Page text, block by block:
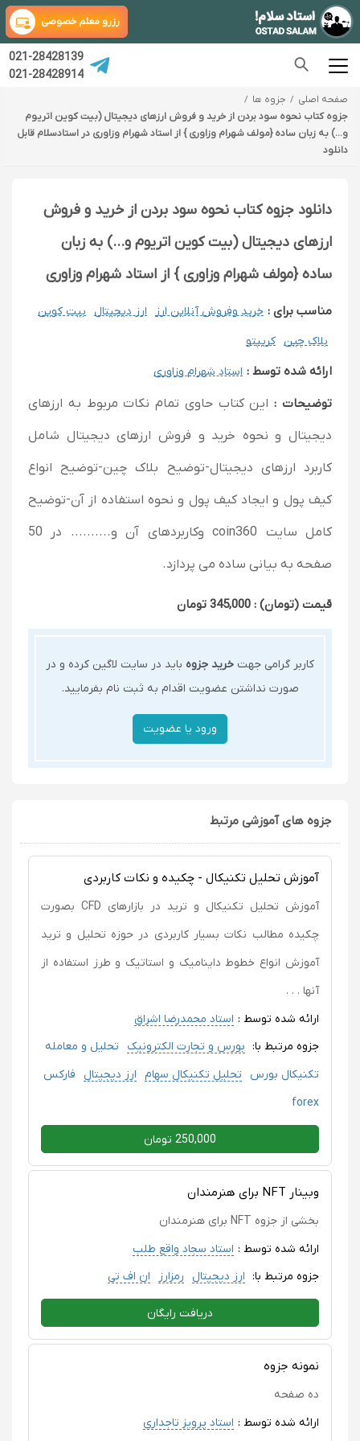
رزرو معلم خصوصی
021-28428139
021-28428914
صفحه اصلی
جزوه ها
جزوه کتاب نحوه سود بردن از خرید و فروش ارزهای دیجیتال (بیت کوین اتریوم
و...) به زبان ساده {مولف شهرام وزاوری } از استاد شهرام وزاوری در استادسلام قابل
دانلود
دانلود جزوه کتاب نحوه سود بردن از خرید و فروش
ارزهای دیجیتال (بیت کوین اتریوم و...) به زبان
ساده {مولف شهرام وزاوری } از استاد شهرام وزاوری
مناسب برای : خرید وفروش آنلاین ارز ارز دیجیتال بیت کوین
بلاک چین کریپتو
ارائه شده توسط : استاد شهرام وزاوری
توضیحات :این کتاب حاوی تمام نکات مربوط به ارزهای
دیجیتال و نحوه خرید و فروش ارزهای دیجیتال شامل
کاربرد ارزهای دیجیتال-توضیح بلاک چین-توضیح انواع
کیف پول و ایجاد کیف پول و نحوه استفاده از آن-توضیح
کامل سایت coin360 وکاربردهای آن و.......... در 50
صفحه به بیانی ساده می پردازد.
قیمت (تومان) : 345,000 تومان
کاربر گرامی جهت خرید جزوه باید در سایت لاگین کرده و در
صورت نداشتن عضویت اقدام به ثبت نام بفرمایید.
جزوه های آموزشی مرتبط
آموزش تحلیل تکنیکال - چکیده و نکات کاربردی
آموزش تحلیل تکنیکال و ترید در بازارهای CFD بصورت
چکیده مطالب نکات بسیار کاربردی در حوزه تحلیل و ترید
آموزش انواع خطوط داینامیک و استاتیک و طرز استفاده از
آنها . . .
ارائه شده توسط : استاد محمدرضا اشراق
جزوه مرتبط با: بورس و تجارت الکترونیک
تحلیل و معامله
تکنیکال بورس
تحلیل تکنیکال سهام ارز دیجیتال
فارکس
forex
250,000 تومان
وبینار NFT برای هنرمندان
بخشی از جزوه NFT برای هنرمندان
ارائه شده توسط : استاد سجاد واقع طلب
جزوه مرتبط با: ارز دیجیتال رمزارز ان اف تی
دریافت رایگان
نمونه جزوه
ده صفحه
ارائه شده توسط : استاد پرویز تاجداری